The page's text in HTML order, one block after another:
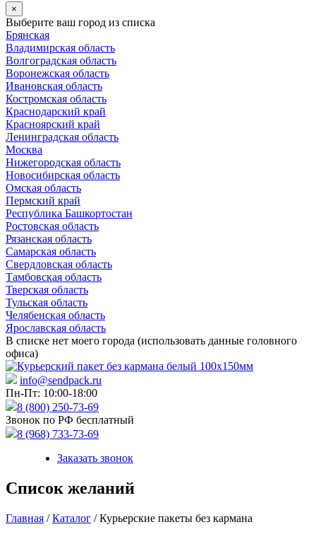
×
Выберите ваш город из списка
Брянская
Владимирская область
Волгоградская область
Воронежская область
Ивановская область
Костромская область
Краснодарский край
Красноярский край
Ленинградская область
Москва
Нижегородская область
Новосибирская область
Омская область
Пермский край
Республика Башкортостан
Ростовская область
Рязанская область
Самарская область
Свердловская область
Тамбовская область
Тверская область
Тульская область
Челябенская область
Ярославская область
В списке нет моего города (использовать данные головного
офиса)
info@sendpack.ru
Пн-Пт: 10:00-18:00
8 (800) 250-73-69
Звонок по РФ бесплатный
8 (968) 733-73-69
Заказать звонок
Список желаний
Главная /Каталог / Курьерские пакеты без кармана